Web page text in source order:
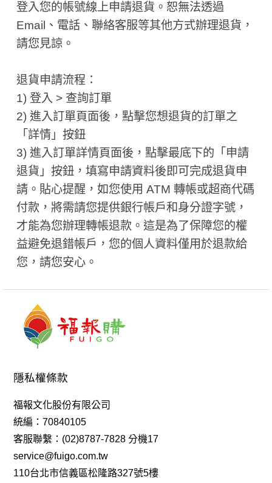
登入您的帳號線上申請退貨。恕無法透過
Email、電話、聯絡客服等其他方式辦理退貨，
請您見諒。
退貨申請流程：
1) 登入 > 查詢訂單
2) 進入訂單頁面後，點擊您想退貨的訂單之
「詳情」按鈕
3) 進入訂單詳情頁面後，點擊最底下的「申請
退貨」按鈕，填寫申請資料後即可完成退貨申
請。貼心提醒，如您使用 ATM 轉帳或超商代碼
付款，將需請您提供銀行帳戶和身分證字號，
才能為您辦理轉帳退款。這是為了保障您的權
益避免退錯帳戶，您的個人資料僅用於退款給
您，請您安心。
隱私權條款
福報文化股份有限公司
統編：70840105
客服聯繫：(02)8787-7828 分機17
service@fuigo.com.tw
110台北市信義區松隆路327號5樓